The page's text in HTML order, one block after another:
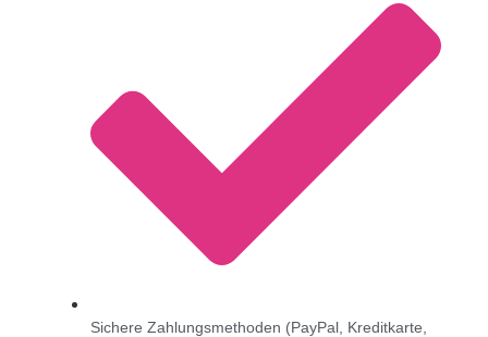
Sichere Zahlungsmethoden (PayPal, Kreditkarte,